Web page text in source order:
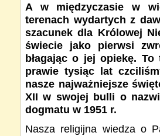
A w międzyczasie w
terenach wydartych z
szacunek dla Królowej
świecie jako pierwsi
błagając o jej opiekę.
prawie tysiąc lat
nasze najważniejsze
XII w swojej bulli o
dogmatu w 1951 r.
Nasza religijna wiedza o